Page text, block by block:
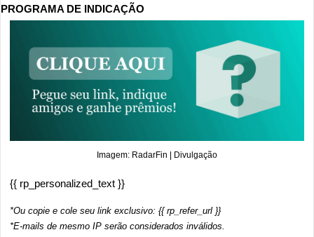
PROGRAMA DE INDICAÇÃO
Imagem: RadarFin | Divulgação
{{ rp_personalized_text }}
*Ou copie e cole seu link exclusivo: {{ rp_refer_url }}
*E-mails de mesmo IP serão considerados inválidos.